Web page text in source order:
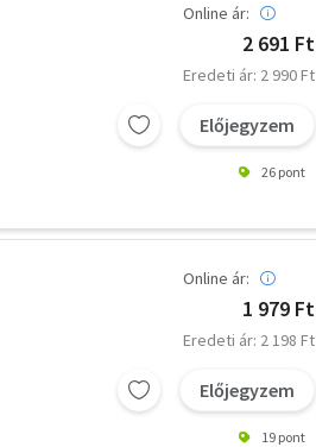
Online ár:
2 691 Ft
Eredeti ár: 2 990 Ft
Előjegyzem
26 pont
Online ár:
1 979 Ft
Eredeti ár: 2 198 Ft
Előjegyzem
19 pont